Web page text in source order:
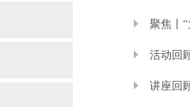
聚焦丨
活动回
讲座回